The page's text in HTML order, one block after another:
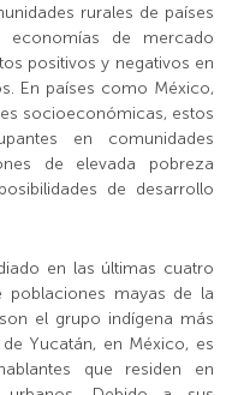
rurales de países
de mercado
positivos y negativos en
En países como México,
socioeconómicas, estos
en comunidades
de elevada pobreza
de desarrollo
en las últimas cuatro
poblaciones mayas de la
el grupo indígena más
Yucatán, en México, es
que residen en